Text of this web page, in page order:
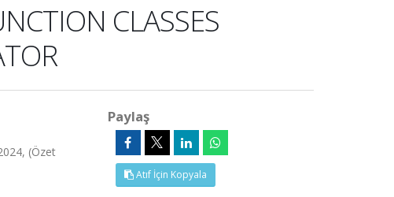
CLASSES
(Özet
Paylaş
Atıf İçin Kopyala